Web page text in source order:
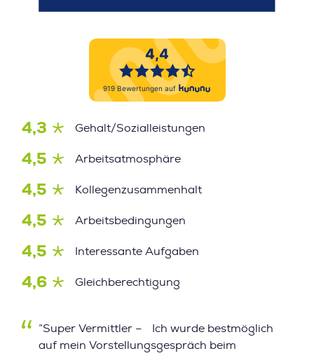
4,3 Gehalt/Sozialleistungen
4,5 Arbeitsatmosphäre
4,5 Kollegenzusammenhalt
4,5 Arbeitsbedingungen
4,5 Interessante Aufgaben
4,6 Gleichberechtigung
”Super Vermittler – Ich wurde bestmöglich
auf mein Vorstellungsgespräch beim